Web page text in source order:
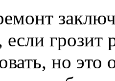
если
но это